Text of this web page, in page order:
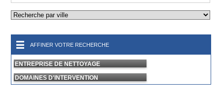
AFFINER VOTRE RECHERCHE
ENTREPRISE DE NETTOYAGE
DOMAINES D'INTERVENTION